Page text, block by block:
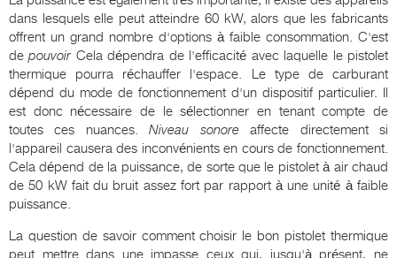
dans lesquels elle peut atteindre 60 kW, alors que les fabricants
offrent un grand nombre d'options à faible consommation. C'est
depouvoirCela dépendra de l'efficacité avec laquelle le pistolet
thermique pourra réchauffer l'espace. Le type de carburant
dépend du mode de fonctionnement d'un dispositif particulier. Il
est donc nécessaire de le sélectionner en tenant compte de
toutes ces nuances.Niveau sonoreaffecte directement si
l'appareil causera des inconvénients en cours de fonctionnement.
Cela dépend de la puissance, de sorte que le pistolet à air chaud
de 50 kW fait du bruit assez fort par rapport à une unité à faible
puissance.
La question de savoir comment choisir le bon pistolet thermique
peut mettre dans une impasse ceux qui, jusqu'à présent, ne